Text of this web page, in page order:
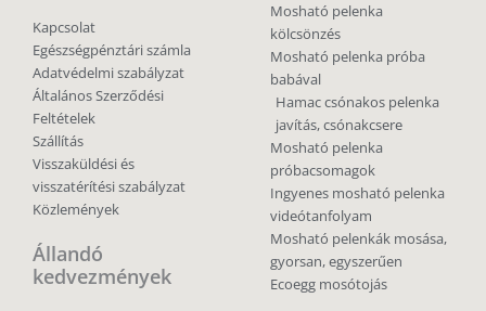
Kapcsolat
Egészségpénztári számla
Adatvédelmi szabályzat
Általános Szerződési
Feltételek
Szállítás
Visszaküldési és
visszatérítési szabályzat
Közlemények
Állandó
kedvezmények
Mosható pelenka
kölcsönzés
Mosható pelenka próba
babával
Hamac csónakos pelenka
javítás, csónakcsere
Mosható pelenka
próbacsomagok
Ingyenes mosható pelenka
videótanfolyam
Mosható pelenkák mosása,
gyorsan, egyszerűen
Ecoegg mosótojás